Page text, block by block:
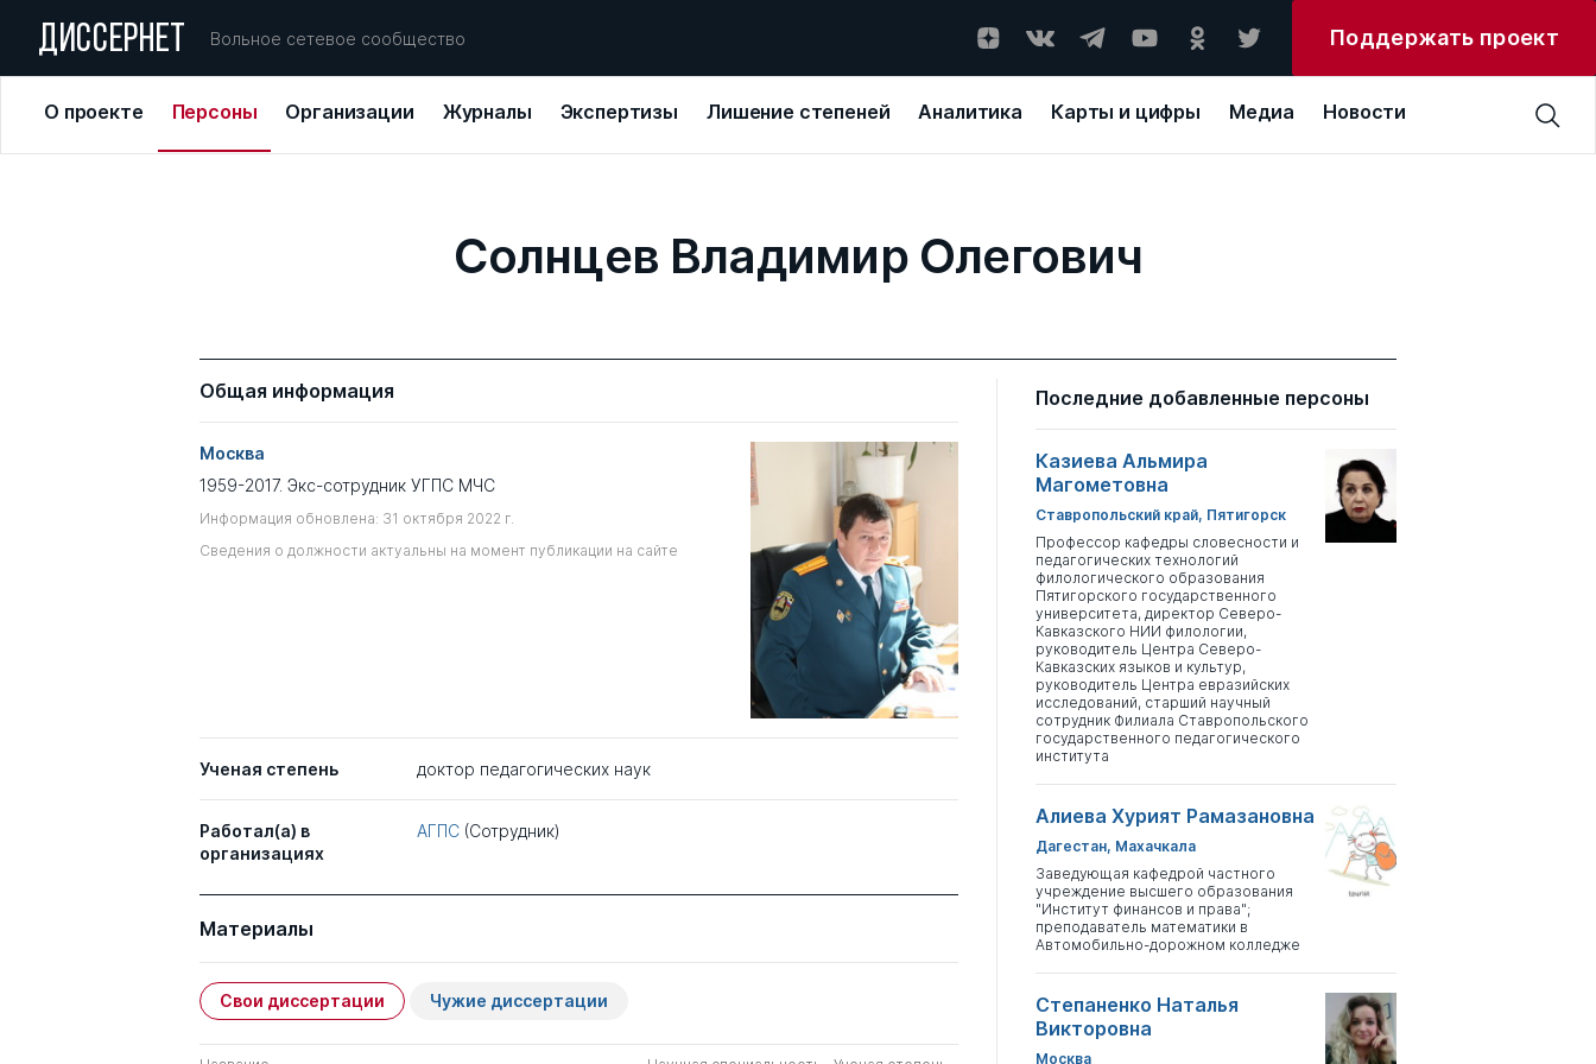
ДИССЕРНЕТ Вольное сетевое сообщество Поддержать проект
О проекте Персоны Организации Журналы Экспертизы Лишение степеней Аналитика Карты и цифры Медиа Новости
Солнцев Владимир Олегович
Общая информация
Москва
1959-2017. Экс-сотрудник УГПС МЧС
Информация обновлена: 31 октября 2022 г.
Сведения о должности актуальны на момент публикации на сайте
Ученая степень доктор педагогических наук
Работал(а) в
организациях
АГПС (Сотрудник)
Материалы
Свои диссертации Чужие диссертации
Последние добавленные персоны
Казиева Альмира
Магометовна
Ставропольский край, Пятигорск
Профессор кафедры словесности и
педагогических технологий
филологического образования
Пятигорского государственного
университета, директор Северо-
Кавказского НИИ филологии,
руководитель Центра Северо-
Кавказских языков и культур,
руководитель Центра евразийских
исследований, старший научный
сотрудник Филиала Ставропольского
государственного педагогического
института
Алиева Хурият Рамазановна
Дагестан, Махачкала
Заведующая кафедрой частного
учреждение высшего образования
"Институт финансов и права";
преподаватель математики в
Автомобильно-дорожном колледже
Степаненко Наталья
Викторовна
Москва